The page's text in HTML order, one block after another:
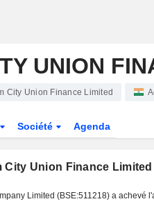
UNION
City Union Finance Limited
Société Agenda
City Union Finance Limited